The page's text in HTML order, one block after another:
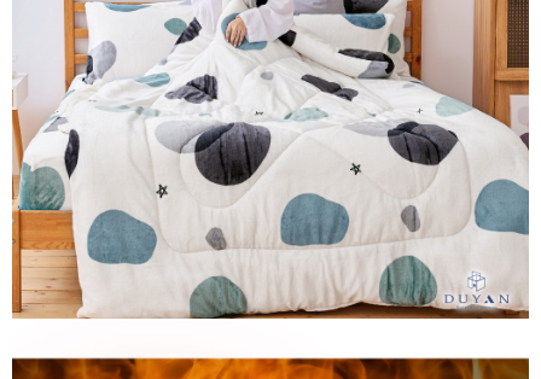
1.分期款項不併入電信帳單，「大哥付你分期」於每月結算日後寄送繳費提
醒簡訊。
2.透過簡訊連結打開帳單後，可選擇「超商條碼／台灣大直營門市／銀行轉
帳／街口支付／iPASS MONEY」等通路繳費。
【注意事項】
1.本服務係由「台灣大哥大股份有限公司」（以下簡稱本公司）所提供，讓
用戶於交易時，得透過本服務購買商品或服務，並由商店將買賣／分期付款
買賣價金債權讓與本公司後，依約使用本公司帳單繳交帳款。
2.基於同意付款使用「大哥付你分期」之契約關係目的，商店將以您的個人
資料（包含姓名、電話或地址）提供予台灣大哥大進項蒐集、處理及利用，
由本公司與您本人進行分期帳單所需資料之確認、核對及更正。
3.完整用戶服務條款，請詳閱以下連結：
https://oppay.tw/userRule
【「AFTEE先享後付」結帳流程】
１．於結帳方式選擇「AFTEE先享後付」後，將跳轉至「AFTEE先享後付」
結帳頁面，進行簡訊認證並確認金額後，即可完成結帳。
２．訂單成立數日內，您將收到繳費通知簡訊。
３．收到繳費通知簡訊後14天內，點擊此簡訊中的連結，可透過四大超商／
ATM／網路銀行／等多元方式進行付款，方視為交易完成。
※ 請注意：結帳手續完成當下不需立刻繳費，但若您需要取消訂單，請聯絡
購買商品的店家。未經商家同意取消之訂單仍視為有效，需透過AFTEE先享
後付繳納相關費用。
※ 交易是否成功請以「AFTEE先享後付 」之結帳頁面顯示為準，若有關於
是否繳費成功／繳費後需取消欲退款等相關疑問，請聯繫「AFTEE先享後付
客戶支援中心」
https://netprotections.freshdesk.com/support/home
【注意事項】
１．透過由恩沛科技股份有限公司提供之「AFTEE先享後付」服務完成之交
權轉讓予恩沛科技股份有限公司。
運送方式
全家取貨付款
每筆NT$60，滿NT$699(含以上)免運費
付款後全家取貨
每筆NT$60，滿NT$699(含以上)免運費
7-11取貨付款
每筆NT$60，滿NT$999(含以上)免運費
付款後7-11取貨
每筆NT$60，滿NT$999(含以上)免運費
新竹貨運